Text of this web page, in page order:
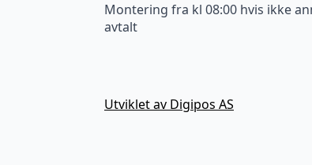
Montering fra kl 08:00 hvis ikke
avtalt
Utviklet av Digipos AS